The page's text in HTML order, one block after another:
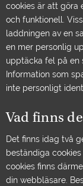
cookies är att göra
och funktionell.
laddningen av en
en mer personlig
upptäcka fel på en
Information som
inte personligt
Vad finns
Det finns idag två
beständiga
cookies finns
din webbläsare.